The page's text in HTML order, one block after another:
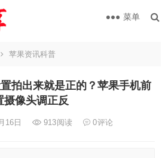
菜单
苹果资讯科普
拍出来就是正的？苹果手机前
摄像头调正反
16日 913阅读 0评论